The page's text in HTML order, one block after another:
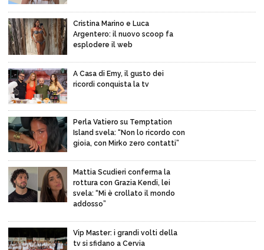
Cristina Marino e Luca
Argentero: il nuovo scoop fa
esplodere il web
A Casa di Emy, il gusto dei
ricordi conquista la tv
Perla Vatiero su Temptation
Island svela: “Non lo ricordo con
gioia, con Mirko zero contatti”
Mattia Scudieri conferma la
rottura con Grazia Kendi, lei
svela: “Mi è crollato il mondo
addosso”
Vip Master: i grandi volti della
tv si sfidano a Cervia